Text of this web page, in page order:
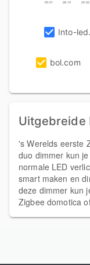
05-01 28-01 20-02
Into-
bol.com
Uitgebreide
's Werelds eerste
duo dimmer kun
normale LED
smart maken en
deze dimmer kun
Zigbee domotica